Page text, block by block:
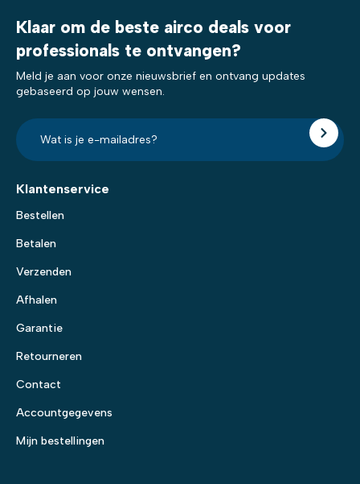
Klaar om de beste airco deals voor
professionals te ontvangen?
Meld je aan voor onze nieuwsbrief en ontvang updates
gebaseerd op jouw wensen.
E-
mailadres?
*
Klantenservice
Bestellen
Betalen
Verzenden
Afhalen
Garantie
Retourneren
Contact
Accountgegevens
Mijn bestellingen